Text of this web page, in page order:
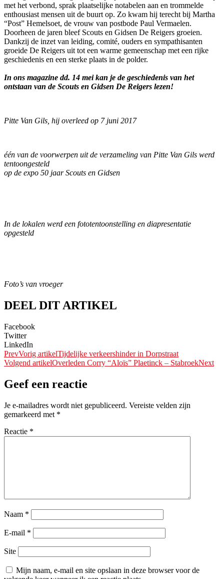
met het verbond, sprak plaatselijke notabelen aan en trommelde
enthousiast mensen uit de buurt op. Zo kwam hij terecht bij Martha
“Post” Hemelsoet, de vrouw van postbode Paul Vermaelen.
Doorheen de jaren bleef Scouts en Gidsen De Reigers groeien.
Dankzij de inzet van leiding, comité, ouders en sympathisanten
groeide De Reigers uit tot een warme gemeenschap met een rijke
geschiedenis en een sterke plaats in de polder.
In ons magazine dd. 14 mei kan je de geschiedenis van het
ontstaan van de Scouts en Gidsen De Reigers lezen!
Pitte Van Gils, hij overleed op 7 juni 2017
één van de voorwerpen uit de verzameling van Pitte Van Gils werd
tentoongesteld
op de expo 50 jaar Scouts en Gidsen
In de lokalen werd een fototentoonstelling en diapresentatie
opgesteld
Foto’s van vroeger
DEEL DIT ARTIKEL
Facebook
Twitter
LinkedIn
PrevVorig artikelTijdelijke verkeershinder in Dorpstraat
Volgend artikelOverleden Corry “Aloïs” Plaetinck – StabroekNext
Geef een reactie
Je e-mailadres wordt niet gepubliceerd. Vereiste velden zijn
gemarkeerd met *
Reactie *
Naam *
E-mail *
Site
Mijn naam, e-mail en site opslaan in deze browser voor de